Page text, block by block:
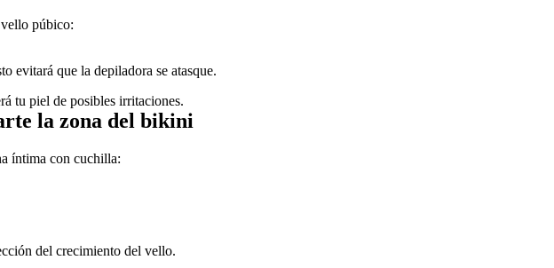
púbico:
evitará que la depiladora se atasque.
tu piel de posibles irritaciones.
la zona del bikini
íntima con cuchilla:
del crecimiento del vello.